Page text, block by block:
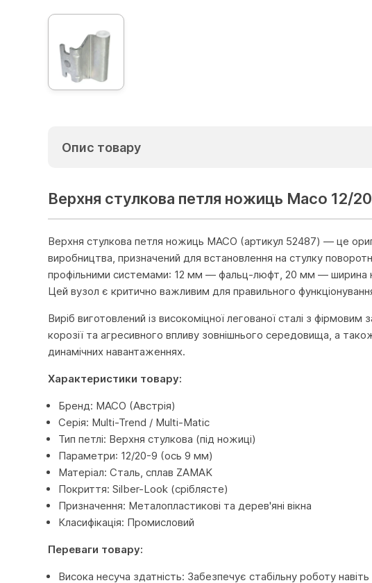
Опис товару
Верхня стулкова петля ножиць Масо 12/
Верхня стулкова петля ножиць MACO (артикул 52487) — це
виробництва, призначений для встановлення на стулку
профільними системами: 12 мм — фальц-люфт, 20 мм — ширина
Цей вузол є критично важливим для правильного
Виріб виготовлений із високоміцної легованої сталі з
корозії та агресивного впливу зовнішнього середовища, а
динамічних навантаженнях.
Характеристики товару:
Бренд: MACO (Австрія)
Серія: Multi-Trend / Multi-Matic
Тип петлі: Верхня стулкова (під ножиці)
Параметри: 12/20-9 (ось 9 мм)
Матеріал: Сталь, сплав ZAMAK
Покриття: Silber-Look (сріблясте)
Призначення: Металопластикові та дерев'яні вікна
Класифікація: Промисловий
Переваги товару:
Висока несуча здатність: Забезпечує стабільну роботу